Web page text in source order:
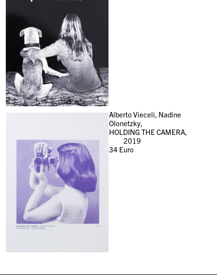
Alberto Vieceli, Nadine
Olonetzky,
HOLDING THE CAMERA,
2019
34Euro